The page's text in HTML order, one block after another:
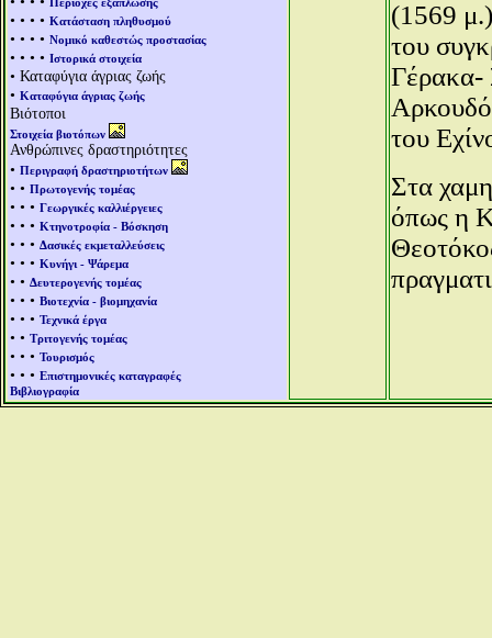
• • • • Κατάσταση πληθυσμού
• • • • Νομικό καθεστώς προστασίας
• • • • Ιστορικά στοιχεία
• Καταφύγια άγριας ζωής
• Καταφύγια άγριας ζωής
Βιότοποι
Στοιχεία βιοτόπων
Ανθρώπινες δραστηριότητες
• Περιγραφή δραστηριοτήτων
• • Πρωτογενής τομέας
• • • Γεωργικές καλλιέργειες
• • • Κτηνοτροφία - Βόσκηση
• • • Δασικές εκμεταλλεύσεις
• • • Κυνήγι - Ψάρεμα
• • Δευτερογενής τομέας
• • • Βιοτεχνία - βιομηχανία
• • • Τεχνικά έργα
• • Τριτογενής τομέας
• • • Τουρισμός
• • • Επιστημονικές καταγραφές
Βιβλιογραφία
(1569
του
Γέρακα-
του
Στα
όπως η